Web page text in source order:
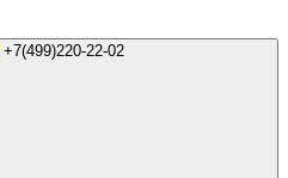
+7(499)220-22-02